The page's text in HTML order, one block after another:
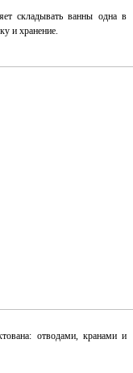
складывать ванны одна в
и хранение.
отводами, кранами и